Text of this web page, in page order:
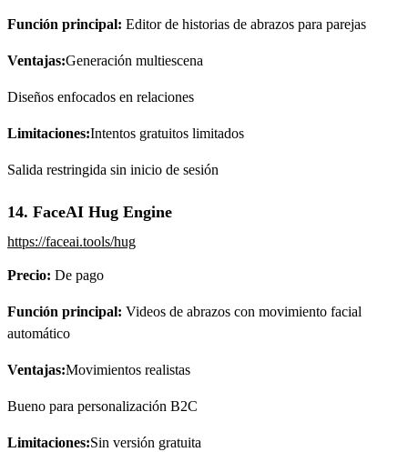
Función principal: Editor de historias de abrazos para parejas
Ventajas:Generación multiescena
Diseños enfocados en relaciones
Limitaciones:Intentos gratuitos limitados
Salida restringida sin inicio de sesión
14. FaceAI Hug Engine
https://faceai.tools/hug
Precio: De pago
Función principal: Videos de abrazos con movimiento facial
automático
Ventajas:Movimientos realistas
Bueno para personalización B2C
Limitaciones:Sin versión gratuita